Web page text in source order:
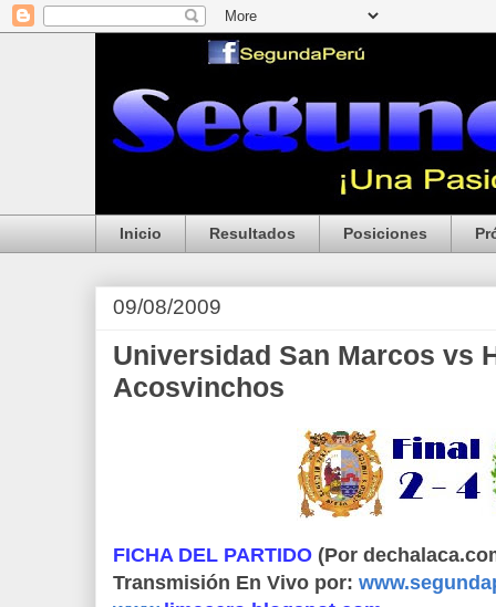
Inicio Resultados Posiciones
09/08/2009
Universidad San Marcos vs
Acosvinchos
FICHA DEL PARTIDO (Por
Transmisión En Vivo por: